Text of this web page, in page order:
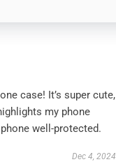
case! It’s super cute,
my phone
well-protected.
Dec 4, 2024